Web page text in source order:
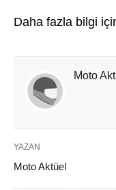
Daha fazla bilgi
Moto
YAZAN
Moto Aktüel